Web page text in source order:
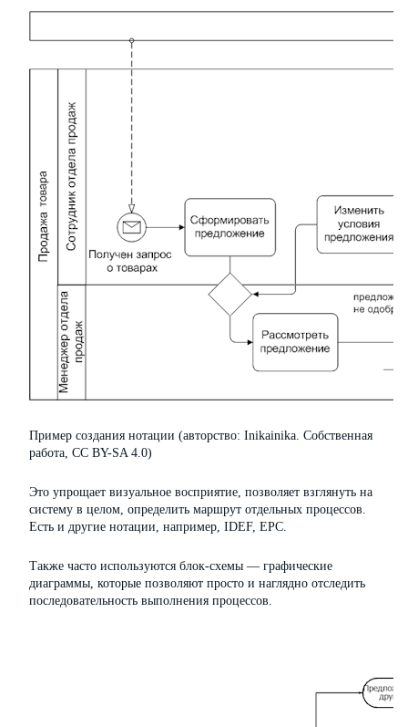
Пример создания нотации (авторство: Inikainika. Собственная
работа, CC BY-SA 4.0)
Это упрощает визуальное восприятие, позволяет взглянуть на
систему в целом, определить маршрут отдельных процессов.
Есть и другие нотации, например, IDEF, EPC.
Также часто используются блок-схемы — графические
диаграммы, которые позволяют просто и наглядно отследить
последовательность выполнения процессов.